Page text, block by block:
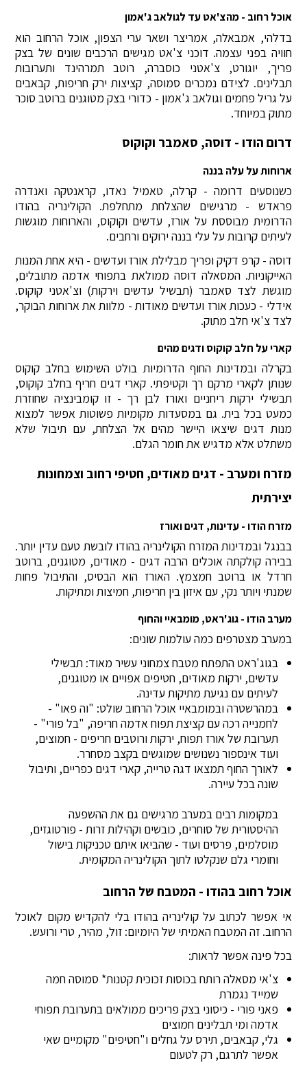
אוכל רחוב - מהצ'אט עד לגולאב ג'אמון
בדלהי, אמבאלה, אמריצר ושאר ערי הצפון, אוכל הרחוב הוא
חוויה בפני עצמה. דוכני צ'אט מגישים הרכבים שונים של בצק
פריך, יוגורט, צ'אטני כוסברה, רוטב תמרהינד ותערובות
תבלינים. לצידם נמכרים סמוסה, קציצות ירק חריפות, קבאבים
על גריל פחמים וגולאב ג'אמון - כדורי בצק מטוגנים ברוטב סוכר
מתוק במיוחד.
דרום הודו - דוסה, סאמבר וקוקוס
ארוחות על עלה בננה
כשנוסעים דרומה - קרלה, טאמיל נאדו, קראנטקה ואנדרה
פראדש - מרגישים שהצלחת מתחלפת. הקולינריה בהודו
הדרומית מבוססת על אורז, עדשים וקוקוס, והארוחות מוגשות
לעיתים קרובות על עלי בננה ירוקים ורחבים.
דוסה - קרפ דקיק ופריך מבלילת אורז ועדשים - היא אחת המנות
האייקוניות. המסאלה דוסה ממולאת בתפוחי אדמה מתובלים,
מוגשת לצד סאמבר (תבשיל עדשים וירקות) וצ'אטני קוקוס.
אידלי - כעכות אורז ועדשים מאודות - מלוות את ארוחות הבוקר,
לצד צ'אי חלב מתוק.
קארי על חלב קוקוס ודגים מהים
בקרלה ובמדינות החוף הדרומיות בולט השימוש בחלב קוקוס
שנותן לקארי מרקם רך וקטיפתי. קארי דגים חריף בחלב קוקוס,
תבשילי ירקות ריחניים ואורז לבן רך - זו קומבינציה שחוזרת
כמעט בכל בית. גם במסעדות מקומיות פשוטות אפשר למצוא
מנות דגים שיצאו היישר מהים אל הצלחת, עם תיבול שלא
משתלט אלא מדגיש את חומר הגלם.
מזרח ומערב - דגים מאודים, חטיפי רחוב וצמחונות
יצירתית
מזרח הודו - עדינות, דגים ואורז
בבנגל ובמדינות המזרח הקולינריה בהודו לובשת טעם עדין יותר.
בבירה קולקתה אוכלים הרבה דגים - מאודים, מטוגנים, ברוטב
חרדל או ברוטב חמצמץ. האורז הוא הבסיס, והתיבול פחות
שמנתי ויותר נקי, עם איזון בין חריפות, חמיצות ומתיקות.
מערב הודו - גוג'ראט, מומבאיי והחוף
במערב מצטרפים כמה עולמות שונים:
בגוג'ראט התפתח מטבח צמחוני עשיר מאוד: תבשילי
עדשים, ירקות מאודים, חטיפים אפויים או מטוגנים,
לעיתים עם נגיעת מתיקות עדינה.
במהרשטרה ובמומבאיי אוכל הרחוב שולט: "וה פאו" -
לחמנייה רכה עם קציצת תפוח אדמה חריפה, "בל פורי" -
תערובת של אורז תפוח, ירקות ורוטבים חריפים - חמוצים,
ועוד אינספור נשנושים שמוגשים בקצב מסחרר.
לאורך החוף תמצאו דגה טרייה, קארי דגים כפריים, ותיבול
שונה בכל עיירה.
במקומות רבים במערב מרגישים גם את ההשפעה
ההיסטורית של סוחרים, כובשים וקהילות זרות - פורטוגזים,
מוסלמים, פרסים ועוד - שהביאו איתם טכניקות בישול
וחומרי גלם שנקלטו לתוך הקולינריה המקומית.
אוכל רחוב בהודו - המטבח של הרחוב
אי אפשר לכתוב על קולינריה בהודו בלי להקדיש מקום לאוכל
הרחוב. זה המטבח האמיתי של היומיום: זול, מהיר, טרי ורועש.
בכל פינה אפשר לראות:
צ'אי מסאלה רותח בכוסות זכוכית קטנות* סמוסה חמה
שמייד נגמרת
פאני פורי - כיסוני בצק פריכים ממולאים בתערובת תפוחי
אדמה ומי תבלינים חמוצים
גלי, קבאבים, תירס על גחלים ו"חטיפים" מקומיים שאי
אפשר לתרגם, רק לטעום